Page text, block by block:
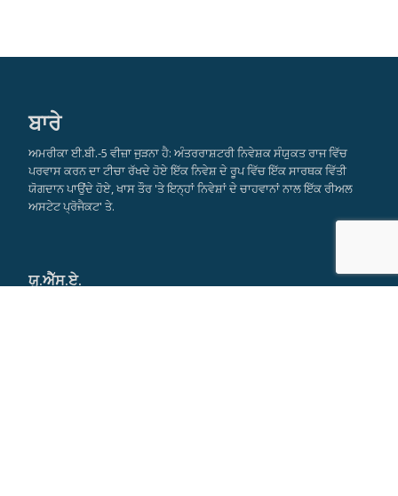
ਬਾਰੇ
ਅਮਰੀਕਾ ਈ.ਬੀ.-5 ਵੀਜ਼ਾ ਜੁੜਨਾ ਹੈ: ਅੰਤਰਰਾਸ਼ਟਰੀ ਨਿਵੇਸ਼ਕ ਸੰਯੁਕਤ ਰਾਜ ਵਿੱਚ
ਪਰਵਾਸ ਕਰਨ ਦਾ ਟੀਚਾ ਰੱਖਦੇ ਹੋਏ ਇੱਕ ਨਿਵੇਸ਼ ਦੇ ਰੂਪ ਵਿੱਚ ਇੱਕ ਸਾਰਥਕ ਵਿੱਤੀ
ਯੋਗਦਾਨ ਪਾਉਂਦੇ ਹੋਏ, ਖਾਸ ਤੌਰ 'ਤੇ ਇਨ੍ਹਾਂ ਨਿਵੇਸ਼ਾਂ ਦੇ ਚਾਹਵਾਨਾਂ ਨਾਲ ਇੱਕ ਰੀਅਲ
ਅਸਟੇਟ ਪ੍ਰੋਜੈਕਟ' ਤੇ.
ਯੂ.ਐੱਸ.ਏ.